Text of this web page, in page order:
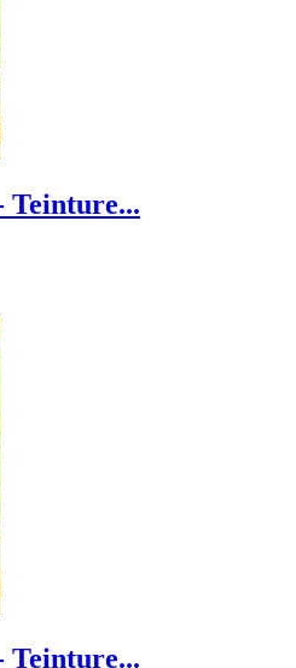
Teinture...
Teinture...